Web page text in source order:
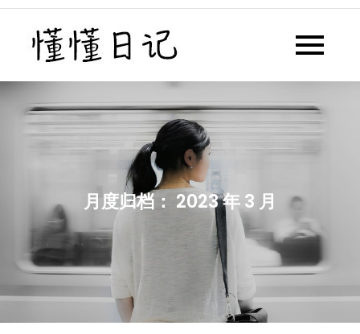
Skip
content
懂懂日记网每天同步更新懂懂学
月度归档： 2023 年 3 月